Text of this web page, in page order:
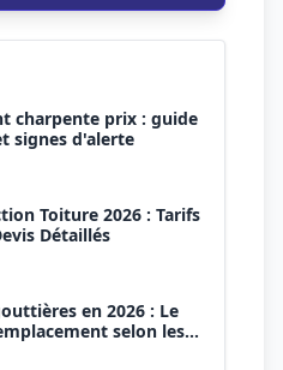
charpente prix : guide
signes d'alerte
Toiture 2026 : Tarifs
Détaillés
en 2026 : Le
selon les